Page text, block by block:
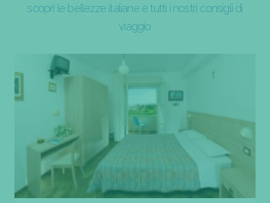
scopri le bellezze italiane e tutti i nostri consigli di
viaggio